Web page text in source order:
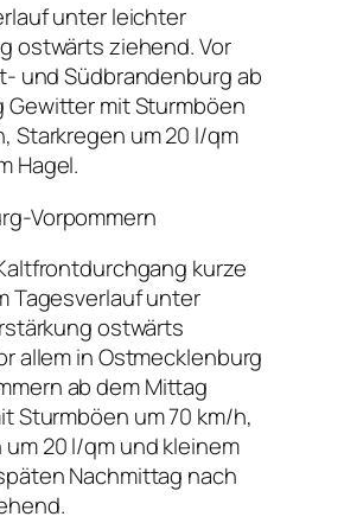
unter leichter
ostwärts ziehend. Vor
und Südbrandenburg ab
Gewitter mit Sturmböen
Starkregen um 20 l/qm
Hagel.
Vorpommern
kurze
Tagesverlauf unter
ostwärts
allem in Ostmecklenburg
ab dem Mittag
Sturmböen um 70 km/h,
20 l/qm und kleinem
Nachmittag nach